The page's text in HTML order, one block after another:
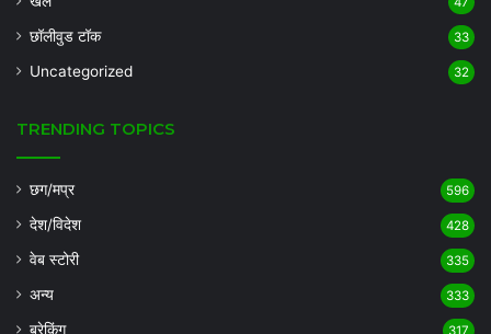
छॉलीवुड टॉक 33
Uncategorized 32
TRENDING TOPICS
छग/मप्र 596
देश/विदेश 428
वेब स्टोरी 335
अन्य 333
ब्रेकिंग 317